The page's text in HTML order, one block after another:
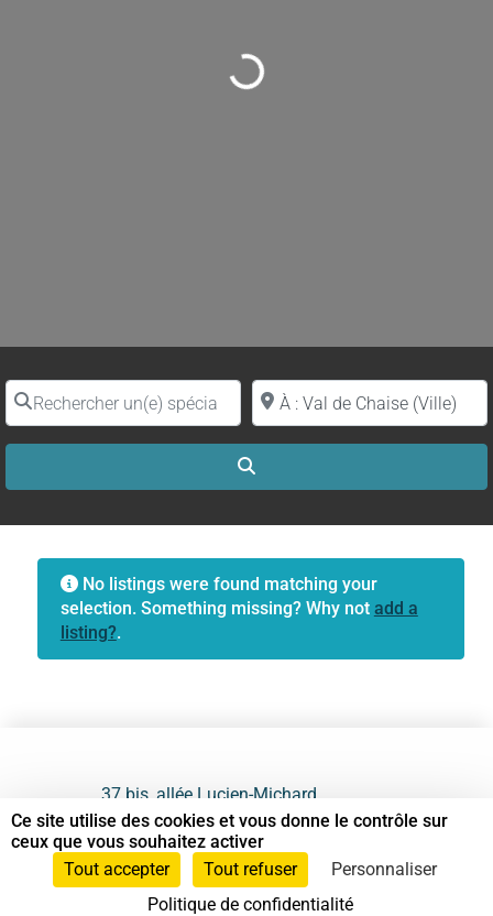
Loading...
Rechercher un(e) spécialiste par nomProche de (ville ou région)
No listings were found matching your
selection. Something missing? Why not add a
listing?.
37 bis, allée Lucien-Michard
93190 Livry-Gargan
06 61 87 28 09
Ce site utilise des cookies et vous donne le contrôle sur
ceux que vous souhaitez activer
Tout accepter
Tout refuser
Personnaliser
Politique de confidentialité